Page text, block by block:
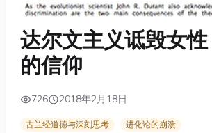
达尔文主义诋毁女
的信仰
726 2018年2月18日
古兰经道德与深刻思考 进化论的崩溃